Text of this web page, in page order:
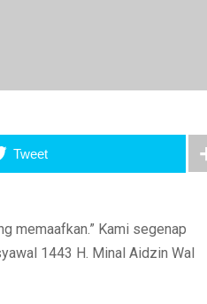
Tweet
memaafkan.” Kami segenap
1443 H. Minal Aidzin Wal